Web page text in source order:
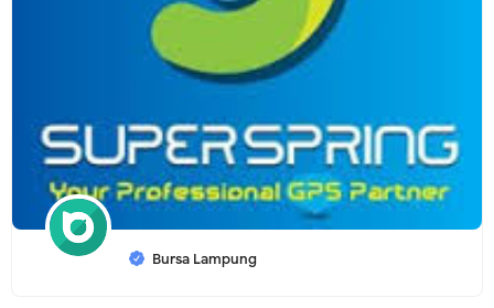
Bursa Lampung